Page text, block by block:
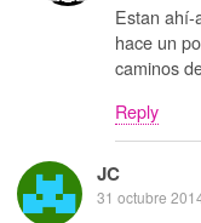
Estan
hace un
caminos
Reply
JC
31 octubre